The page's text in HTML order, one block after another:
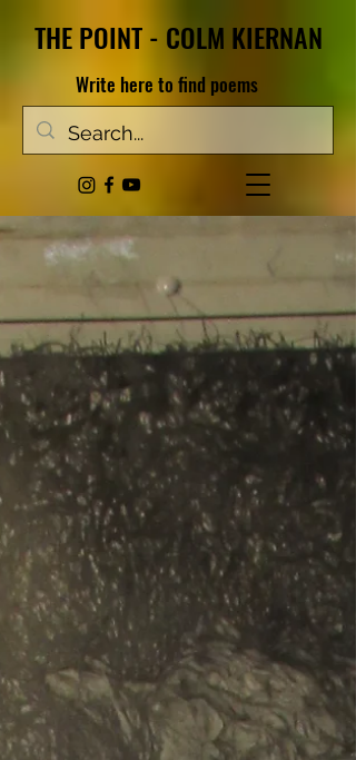
THE POINT - COLM KIERNAN
Write here to find poems